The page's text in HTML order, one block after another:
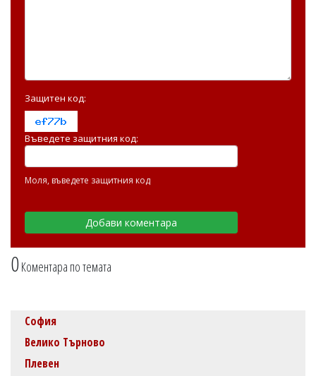
0Коментара по темата
Защитен код:
Въведете защитния код:
Моля, въведете защитния код
София
Велико Търново
Плевен